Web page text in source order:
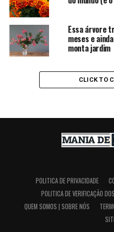
Essa árvore
meses e
monta jardim
CLICK TO
POLITICA DE PRIVACIDADE
POLITICA DE VERIFICAÇÃO
QUEM SOMOS | SOBRE NÓS